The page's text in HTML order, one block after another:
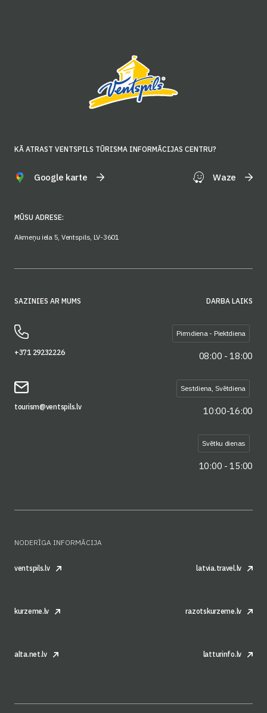
KĀ ATRAST VENTSPILS TŪRISMA INFORMĀCIJAS CENTRU?
Google karte Waze
MŪSU ADRESE:
Akmeņu iela 5, Ventspils, LV-3601
SAZINIES AR MUMS
+371 29232226
tourism@ventspils.lv
DARBA LAIKS
Pirmdiena - Piektdiena
08:00 - 18:00
Sestdiena, Svētdiena
10:00-16:00
Svētku dienas
10:00 - 15:00
NODERĪGA INFORMĀCIJA
ventspils.lv latvia.travel.lv
kurzeme.lv razotskurzeme.lv
alta.net.lv latturinfo.lv